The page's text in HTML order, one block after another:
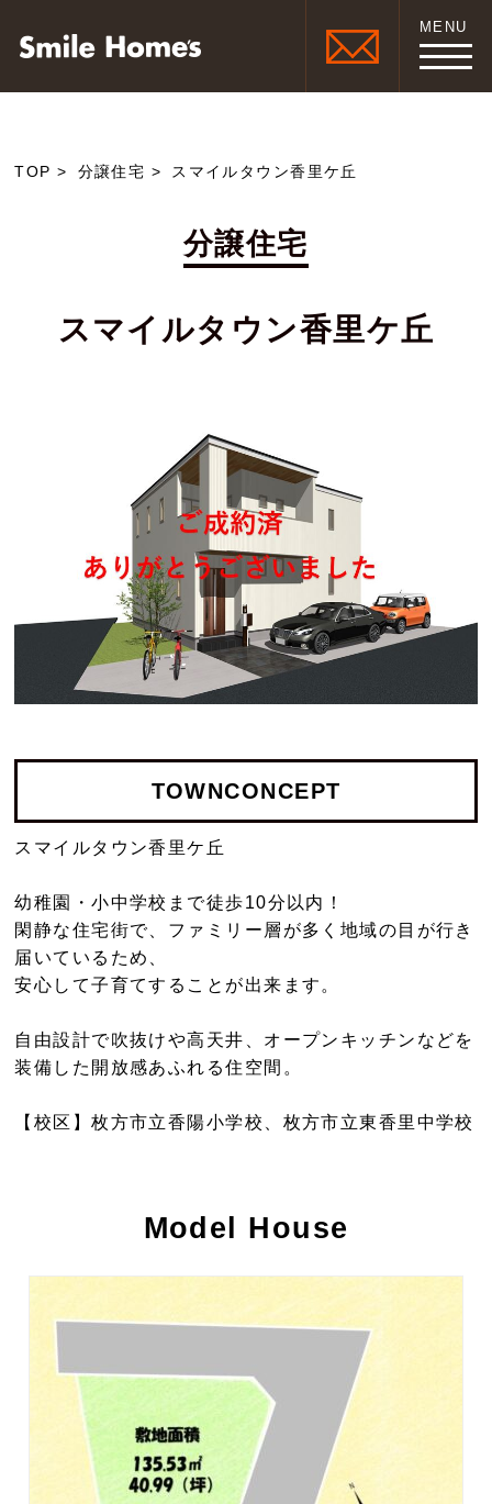
MENU
TOP 分譲住宅 スマイルタウン香里ケ丘
分譲住宅
スマイルタウン香里ケ丘
TOWNCONCEPT
スマイルタウン香里ケ丘
幼稚園・小中学校まで徒歩10分以内！
閑静な住宅街で、ファミリー層が多く地域の目が行き
届いているため、
安心して子育てすることが出来ます。
自由設計で吹抜けや高天井、オープンキッチンなどを
装備した開放感あふれる住空間。
【校区】枚方市立香陽小学校、枚方市立東香里中学校
Model House